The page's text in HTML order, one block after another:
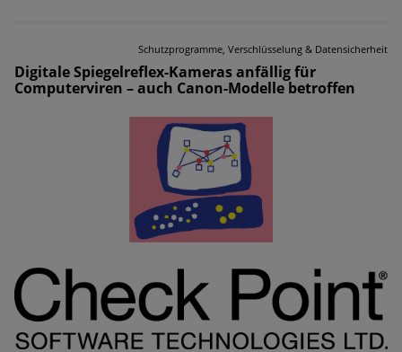
Schutzprogramme, Verschlüsselung & Datensicherheit
Digitale Spiegelreflex-Kameras anfällig für
Computerviren – auch Canon-Modelle betroffen